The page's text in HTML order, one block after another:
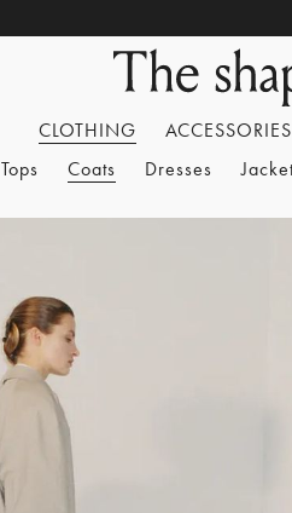
CLOTHING ACCESSORIES
Tops Coats Dresses